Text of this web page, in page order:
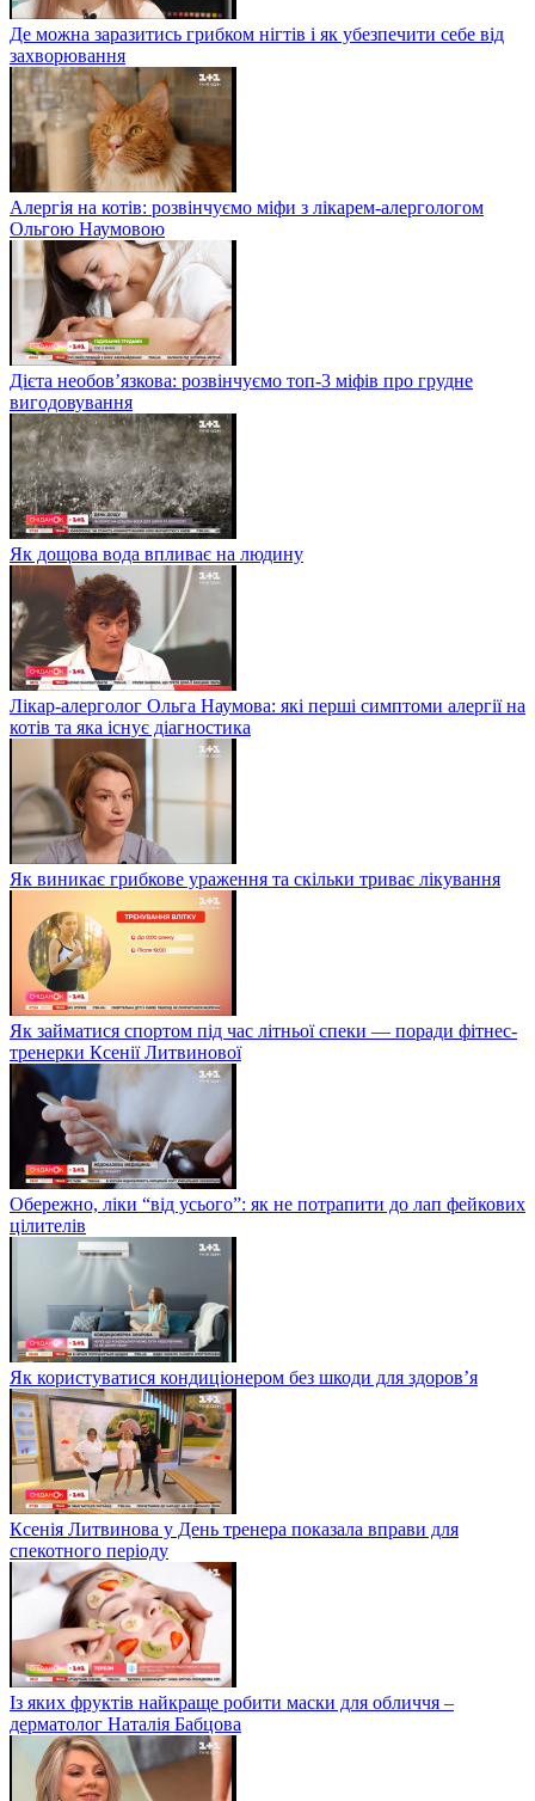
Де можна заразитись грибком нігтів і як убезпечити себе від
захворювання
Алергія на котів: розвінчуємо міфи з лікарем-алергологом
Ольгою Наумовою
Дієта необов’язкова: розвінчуємо топ-3 міфів про грудне
вигодовування
Як дощова вода впливає на людину
Лікар-алерголог Ольга Наумова: які перші симптоми алергії на
котів та яка існує діагностика
Як виникає грибкове ураження та скільки триває лікування
Як займатися спортом під час літньої спеки — поради фітнес-
тренерки Ксенії Литвинової
Обережно, ліки “від усього”: як не потрапити до лап фейкових
цілителів
Як користуватися кондиціонером без шкоди для здоров’я
Ксенія Литвинова у День тренера показала вправи для
спекотного періоду
Із яких фруктів найкраще робити маски для обличчя –
дерматолог Наталія Бабцова